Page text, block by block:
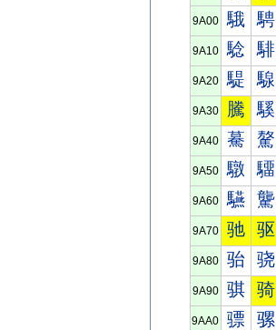
9A00 騀 騁
9A10 騐 騑
9A20 騠 騡
9A30 騰 騱
9A40 驀 驁
9A50 驐 驑
9A60 驠 驡
9A70 驰 驱
9A80 骀 骁
9A90 骐 骑
9AA0 骠 骡